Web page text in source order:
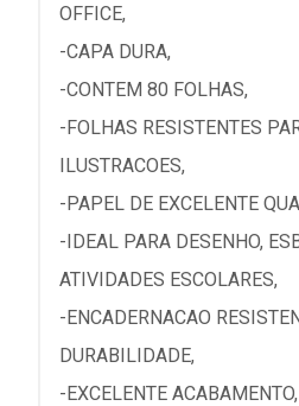
OFFICE,
-CAPA DURA,
-CONTEM 80 FOLHAS,
-FOLHAS RESISTENTES
ILUSTRACOES,
-PAPEL DE EXCELENTE
-IDEAL PARA DESENHO,
ATIVIDADES ESCOLARES,
-ENCADERNACAO
DURABILIDADE,
-EXCELENTE ACABAMENTO,